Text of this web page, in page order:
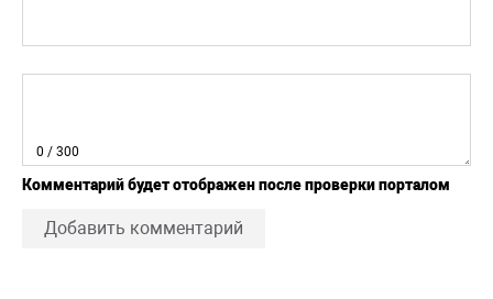
0 / 300
Комментарий будет отображен после проверки порталом
Добавить комментарий